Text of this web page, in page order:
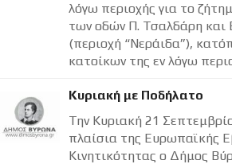
λόγω περιοχής για το
των οδών Π. Τσαλδάρη και
(περιοχή “Νεράιδα”),
κατοίκων της εν λόγω
Κυριακή με Ποδήλατο
Την Κυριακή 21
πλαίσια της Ευρωπαϊκής
Κινητικότητας ο Δήμος